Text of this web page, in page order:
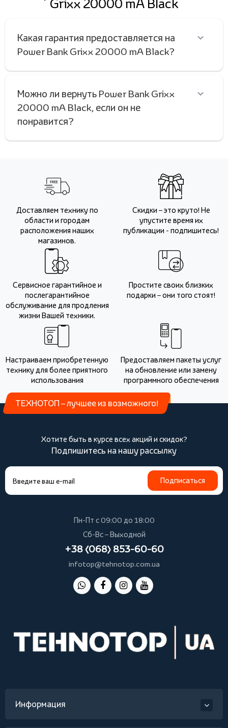
Grixx 20000 mA Black
Какая гарантия предоставляется на
Power Bank Grixx 20000 mA Black?
Можно ли вернуть Power Bank Grixx
20000 mA Black, если он не
понравится?
Доставляем технику по
области и городам
расположения наших
магазинов.
Скидки – это круто! Не
упустите время их
публикации - подпишитесь!
Сервисное гарантийное и
послегарантийное
обслуживание для продления
жизни Вашей техники.
Простите своих близких
подарки – они того стоят!
Настраиваем приобретенную
технику для более приятного
использования
Предоставляем пакеты услуг
на обновление или замену
программного обеспечения
ТЕХНОТОП – лучшее из возможного!
Хотите быть в курсе всех акций и скидок?
Подпишитесь на нашу рассылку
Подписаться
Пн-Пт с 09:00 до 18:00
Сб-Вс – Выходной
+38 (068) 853-60-60
infotop@tehnotop.com.ua
Информация